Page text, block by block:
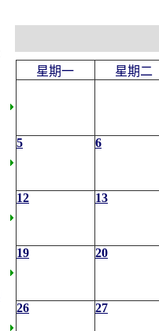
星期一 星期二
5 6
12 13
19 20
26 27